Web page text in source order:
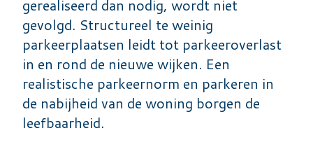
gerealiseerd dan nodig, wordt niet
gevolgd. Structureel te weinig
parkeerplaatsen leidt tot parkeeroverlast
in en rond de nieuwe wijken. Een
realistische parkeernorm en parkeren in
de nabijheid van de woning borgen de
leefbaarheid.